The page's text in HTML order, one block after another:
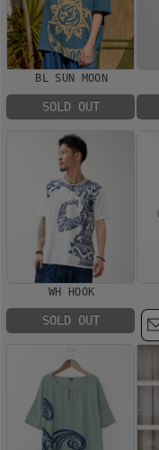
BL SUN MOON
SOLD OUT
WH HOOK
SOLD OUT